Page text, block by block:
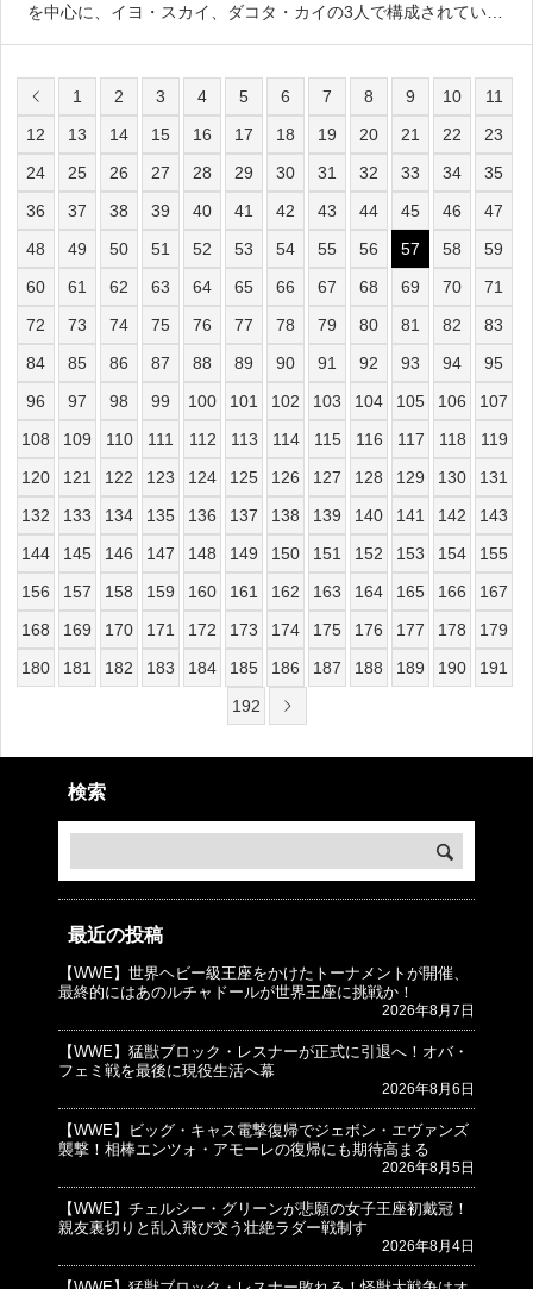
を中心に、イヨ・スカイ、ダコタ・カイの3人で構成されていま
す。しかし当初は他のメンバーも考えていたと語りました。
1
2 3 4 5 6 7 8 9 10
11
12
13 14 15 16 17 18 19 20 21 22
23
24
25 26 27 28 29 30 31 32 33 34
35
36
37 38 39 40 41 42 43 44 45 46
47
48
49 50 51 52 53 54 55 56 57 58
59
60
61 62 63 64 65 66 67 68 69 70
71
72
73 74 75 76 77 78 79 80 81 82
83
84
85 86 87 88 89 90 91 92 93 94
95
96
97 98 99 100 101 102 103 104 105 106
107
108
109 110 111 112 113 114 115 116 117 118
119
120
121 122 123 124 125 126 127 128 129 130
131
132
133 134 135 136 137 138 139 140 141 142
143
144
145 146 147 148 149 150 151 152 153 154
155
156
157 158 159 160 161 162 163 164 165 166
167
168
169 170 171 172 173 174 175 176 177 178
179
180
181 182 183 184 185 186 187 188 189 190
191
192
検索
最近の投稿
【WWE】世界ヘビー級王座をかけたトーナメントが開催、
最終的にはあのルチャドールが世界王座に挑戦か！
2026年8月7日
【WWE】猛獣ブロック・レスナーが正式に引退へ！オバ・
フェミ戦を最後に現役生活へ幕
2026年8月6日
【WWE】ビッグ・キャス電撃復帰でジェボン・エヴァンズ
襲撃！相棒エンツォ・アモーレの復帰にも期待高まる
2026年8月5日
【WWE】チェルシー・グリーンが悲願の女子王座初戴冠！
親友裏切りと乱入飛び交う壮絶ラダー戦制す
2026年8月4日
© プロレスJunkie ～WWEの最新情報 USA～